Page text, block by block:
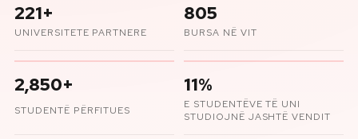
221+
UNIVERSITETE PARTNERE
805
BURSA NË VIT
2,850+
STUDENTË PËRFITUES
11%
E STUDENTËVE TË UNI
STUDIOJNË JASHTË VENDIT